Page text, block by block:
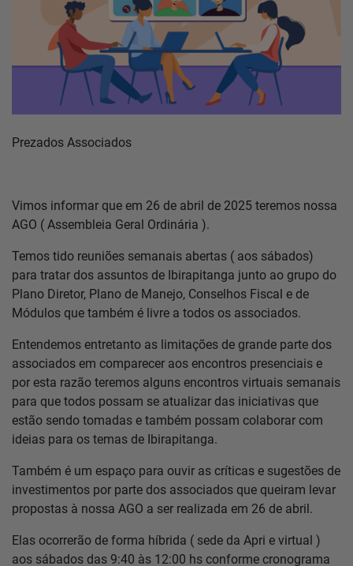
Notícias
Contato
Baixe o App
Prezados Associados
Vimos informar que em 26 de abril de 2025 teremos nossa
AGO ( Assembleia Geral Ordinária ).
Temos tido reuniões semanais abertas ( aos sábados)
para tratar dos assuntos de Ibirapitanga junto ao grupo do
Plano Diretor, Plano de Manejo, Conselhos Fiscal e de
Módulos que também é livre a todos os associados.
Entendemos entretanto as limitações de grande parte dos
associados em comparecer aos encontros presenciais e
por esta razão teremos alguns encontros virtuais semanais
para que todos possam se atualizar das iniciativas que
estão sendo tomadas e também possam colaborar com
ideias para os temas de Ibirapitanga.
Também é um espaço para ouvir as críticas e sugestões de
investimentos por parte dos associados que queiram levar
propostas à nossa AGO a ser realizada em 26 de abril.
Elas ocorrerão de forma híbrida ( sede da Apri e virtual )
aos sábados das 9:40 às 12:00 hs conforme cronograma